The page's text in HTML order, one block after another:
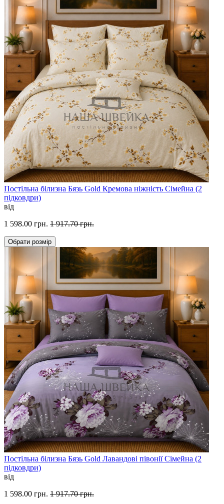
Постільна білизна Бязь Gold Кремова ніжність Сімейна (2
підковдри)
від
1 598.00 грн. 1 917.70 грн.
Обрати розмір
Постільна білизна Бязь Gold Лавандові півонії Сімейна (2
підковдри)
від
1 598.00 грн. 1 917.70 грн.